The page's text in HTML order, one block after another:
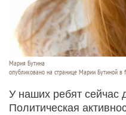
Мария Бутина
опубликовано на странице Марии Бутиной в
У наших ребят сейчас
Политическая